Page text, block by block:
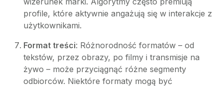
profile, które aktywnie angażują się w interakcje z
użytkownikami.
Format treści: Różnorodność formatów – od
tekstów, przez obrazy, po filmy i transmisje na
żywo – może przyciągnąć różne segmenty
odbiorców. Niektóre formaty mogą być